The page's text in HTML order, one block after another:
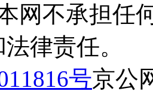
网不承担任
律责任。
号京公